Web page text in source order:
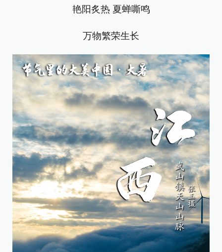
艳阳炙热 夏蝉嘶鸣
万物繁荣生长